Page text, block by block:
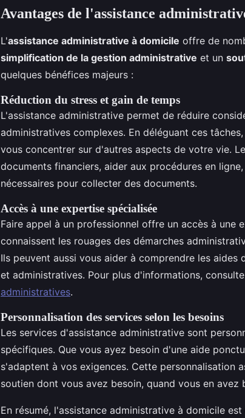
Avantages de l'assistance
L'assistance administrative à domicile offre de
simplification de la gestion administrative et un
quelques bénéfices majeurs :
Réduction du stress et gain de temps
L'assistance administrative permet de réduire
administratives complexes. En déléguant ces
vous concentrer sur d'autres aspects de votre vie.
documents financiers, aider aux procédures en
nécessaires pour collecter des documents.
Accès à une expertise spécialisée
Faire appel à un professionnel offre un accès à une
connaissent les rouages des démarches
Ils peuvent aussi vous aider à comprendre les aides
et administratives. Pour plus d'informations,
administratives.
Personnalisation des services selon les besoins
Les services d'assistance administrative sont
spécifiques. Que vous ayez besoin d'une aide
s'adaptent à vos exigences. Cette personnalisation
soutien dont vous avez besoin, quand vous en avez
En résumé, l'assistance administrative à domicile